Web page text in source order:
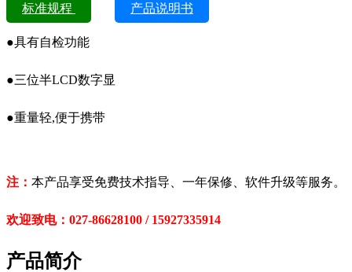
标准规程 产品说明书
●具有自检功能
●三位半LCD数字显
●重量轻,便于携带
注： 本产品享受免费技术指导、一年保修、软件升级等服务。
欢迎致电：027-86628100 / 15927335914
产品简介